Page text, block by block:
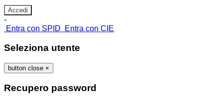
-
Entra con SPID
Entra con CIE
Seleziona utente
button close ×
Recupero password